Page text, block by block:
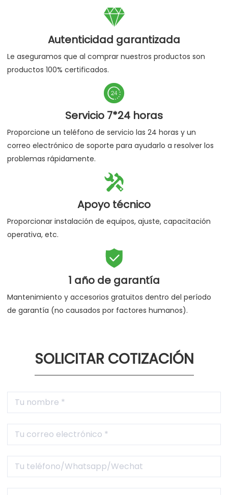

Autenticidad garantizada
Le aseguramos que al comprar nuestros productos son
productos 100% certificados.

Servicio 7*24 horas
Proporcione un teléfono de servicio las 24 horas y un
correo electrónico de soporte para ayudarlo a resolver los
problemas rápidamente.

Apoyo técnico
Proporcionar instalación de equipos, ajuste, capacitación
operativa, etc.

1 año de garantía
Mantenimiento y accesorios gratuitos dentro del período
de garantía (no causados por factores humanos).
SOLICITAR COTIZACIÓN